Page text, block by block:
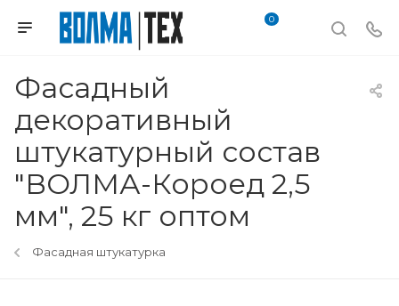
0
Фасадный
декоративный
штукатурный состав
"ВОЛМА-Короед 2,5
мм", 25 кг оптом
Фасадная штукатурка